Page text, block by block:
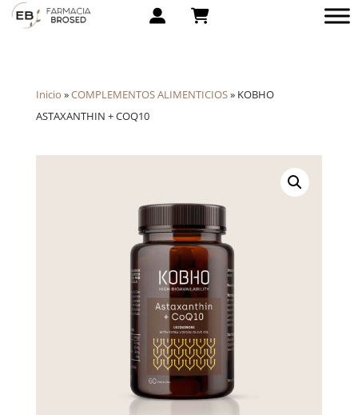
Inicio »COMPLEMENTOS ALIMENTICIOS» KOBHO
ASTAXANTHIN + COQ10